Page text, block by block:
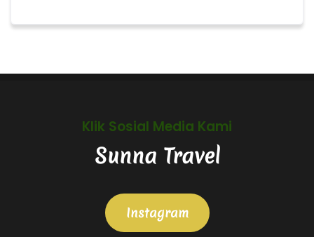
Klik Sosial Media Kami
Sunna Travel
Instagram